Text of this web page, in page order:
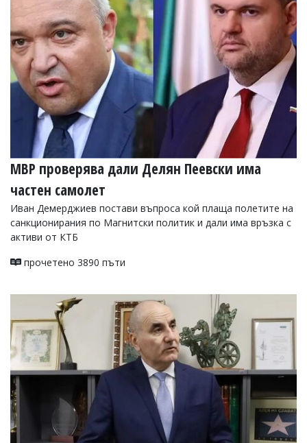
МВР проверява дали Делян Пеевски има
частен самолет
Иван Демерджиев постави въпроса кой плаща полетите на
санкционирания по Магнитски политик и дали има връзка с
активи от КТБ
прочетено 3890 пъти